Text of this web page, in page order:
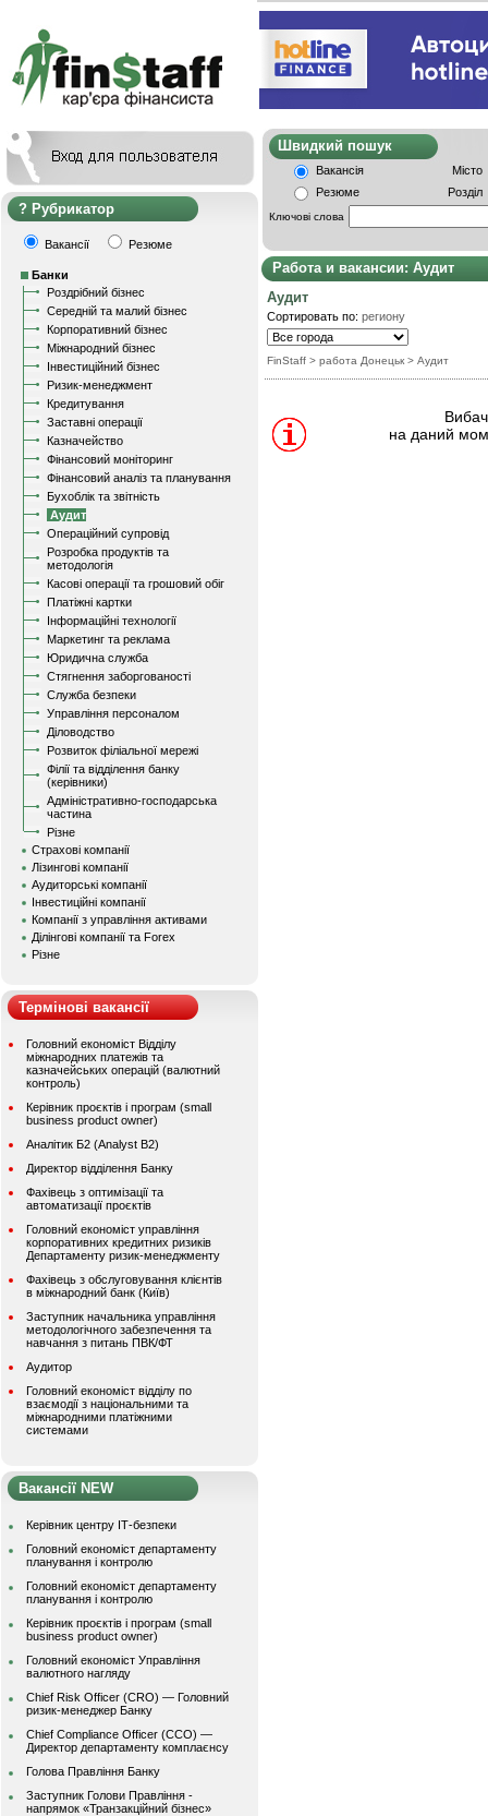
Рубрикатор
Вакансії Резюме
Банки
Роздрібний бізнес
Середній та малий бізнес
Корпоративний бізнес
Міжнародний бізнес
Інвестиційний бізнес
Ризик-менеджмент
Кредитування
Заставні операції
Казначейство
Фінансовий моніторинг
Фінансовий аналіз та планування
Бухоблік та звітність
Аудит
Операційний супровід
Розробка продуктів та
методологія
Касові операції та грошовий обіг
Платіжні картки
Інформаційні технології
Маркетинг та реклама
Юридична служба
Стягнення заборгованості
Служба безпеки
Управління персоналом
Діловодство
Розвиток філіальної мережі
Філії та відділення банку
(керівники)
Адміністративно-господарська
частина
Різне
Страхові компанії
Лізингові компанії
Аудиторські компанії
Інвестиційні компанії
Компанії з управління активами
Ділінгові компанії та Forex
Різне
Термінові вакансії
Головний економіст Відділу
міжнародних платежів та
казначейських операцій (валютний
контроль)
Керівник проєктів і програм (small
business product owner)
Аналітик Б2 (Analyst B2)
Директор відділення Банку
Фахівець з оптимізації та
автоматизації проєктів
Головний економіст управління
корпоративних кредитних ризиків
Департаменту ризик-менеджменту
Фахівець з обслуговування клієнтів
в міжнародний банк (Київ)
Заступник начальника управління
методологічного забезпечення та
навчання з питань ПВК/ФТ
Аудитор
Головний економіст відділу по
взаємодії з національними та
міжнародними платіжними
системами
Вакансії NEW
Керівник центру ІТ-безпеки
Головний економіст департаменту
планування і контролю
Головний економіст департаменту
планування і контролю
Керівник проєктів і програм (small
business product owner)
Головний економіст Управління
валютного нагляду
Chief Risk Officer (CRO) — Головний
ризик-менеджер Банку
Chief Compliance Officer (CCO) —
Директор департаменту комплаєнсу
Голова Правління Банку
Заступник Голови Правління -
напрямок «Транзакційний бізнес»
Швидкий
Вакансія
Місто
Резюме
Розділ
Ключові слова
Работа и вакансии: Аудит
Аудит
Сортировать по: региону
FinStaff > работа Донецьк > Аудит
на даний